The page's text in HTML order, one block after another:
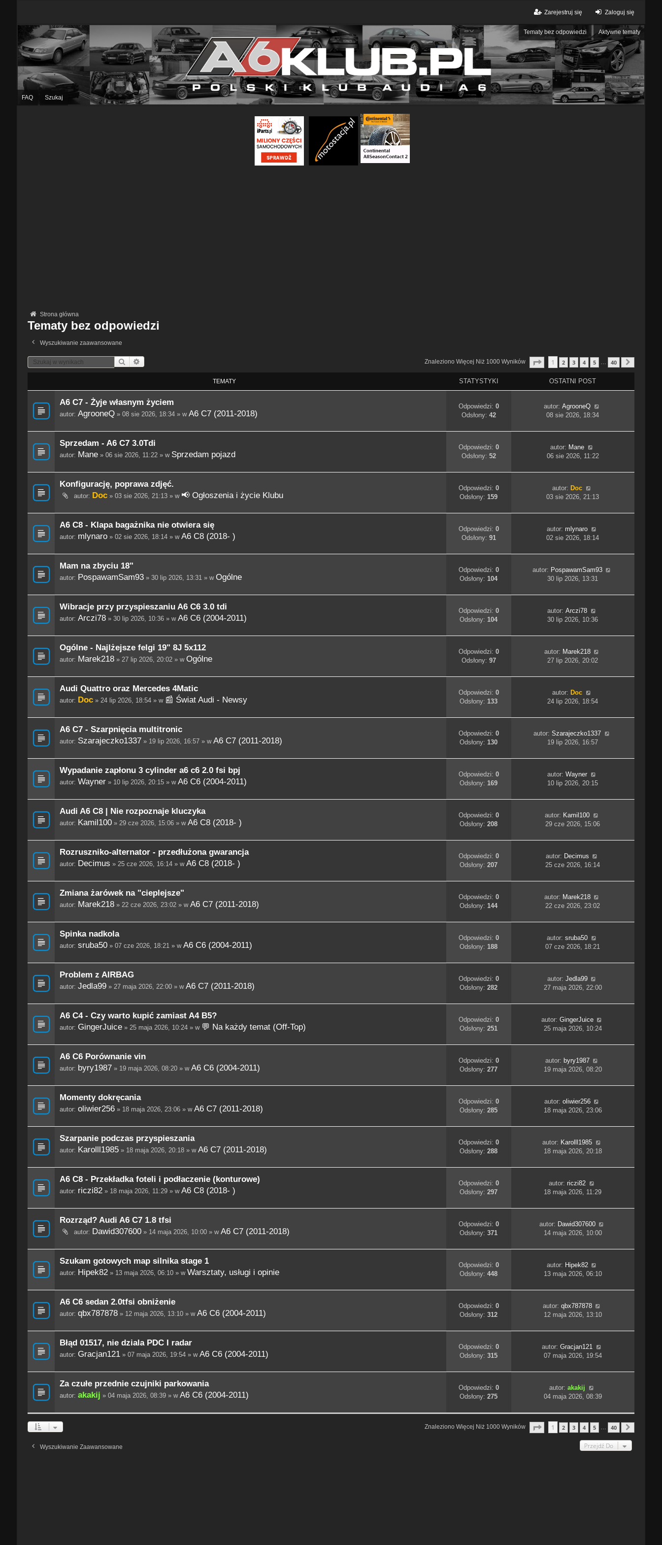
Zaloguj się
Zarejestruj się
Tematy bez odpowiedzi Aktywne tematy
FAQ Szukaj
Strona główna
Tematy bez odpowiedzi
Wyszukiwanie zaawansowane
Szukaj Znaleziono Więcej Niż 1000 Wyników Strona 1Z 40
1 2 3 4 5 … 40
TEMATY STATYSTYKI OSTATNI POST
A6 C7 - Żyje własnym życiem
autor: AgrooneQ» 08 sie 2026, 18:34 » w A6 C7 (2011-2018)
Odpowiedzi: 0
Odsłony: 42
autor:AgrooneQ
08 sie 2026, 18:34
Sprzedam - A6 C7 3.0Tdi
autor: Mane» 06 sie 2026, 11:22 » w Sprzedam pojazd
Odpowiedzi: 0
Odsłony: 52
autor: Mane
06 sie 2026, 11:22
Konfigurację, poprawa zdjęć.
autor: Doc» 03 sie 2026, 21:13 » w 📢 Ogłoszenia i życie Klubu
Odpowiedzi: 0
Odsłony:159
autor: Doc
03 sie 2026, 21:13
A6 C8 - Klapa bagażnika nie otwiera się
autor: mlynaro» 02 sie 2026, 18:14 » w A6 C8 (2018- )
Odpowiedzi: 0
Odsłony: 91
autor: mlynaro
02 sie 2026, 18:14
Mam na zbyciu 18"
autor: PospawamSam93» 30 lip 2026, 13:31 » w Ogólne
Odpowiedzi: 0
Odsłony:104
autor: PospawamSam93
30 lip 2026, 13:31
Wibracje przy przyspieszaniu A6 C6 3.0 tdi
autor: Arczi78» 30 lip 2026, 10:36 » w A6 C6 (2004-2011)
Odpowiedzi: 0
Odsłony:104
autor:Arczi78
30 lip 2026, 10:36
Ogólne - Najlżejsze felgi 19" 8J 5x112
autor: Marek218» 27 lip 2026, 20:02 » w Ogólne
Odpowiedzi: 0
Odsłony: 97
autor: Marek218
27 lip 2026, 20:02
Audi Quattro oraz Mercedes 4Matic
autor: Doc» 24 lip 2026, 18:54 » w 📰 Świat Audi - Newsy
Odpowiedzi: 0
Odsłony:133
autor: Doc
24 lip 2026, 18:54
A6 C7 - Szarpnięcia multitronic
autor: Szarajeczko1337 » 19 lip 2026, 16:57 » w A6 C7 (2011-2018)
Odpowiedzi: 0
Odsłony:130
autor:Szarajeczko1337
19 lip 2026, 16:57
Wypadanie zapłonu 3 cylinder a6 c6 2.0 fsi bpj
autor: Wayner» 10 lip 2026, 20:15 » w A6 C6 (2004-2011)
Odpowiedzi: 0
Odsłony:169
autor:Wayner
10 lip 2026, 20:15
Audi A6 C8 | Nie rozpoznaje kluczyka
autor: Kamil100» 29 cze 2026, 15:06 » w A6 C8 (2018- )
Odpowiedzi: 0
Odsłony:208
autor: Kamil100
29 cze 2026, 15:06
Rozruszniko-alternator - przedłużona gwarancja
autor: Decimus » 25 cze 2026, 16:14 » w A6 C8 (2018- )
Odpowiedzi: 0
Odsłony:207
autor: Decimus
25 cze 2026, 16:14
Zmiana żarówek na "cieplejsze"
autor: Marek218» 22 cze 2026, 23:02 » w A6 C7 (2011-2018)
Odpowiedzi: 0
Odsłony:144
autor: Marek218
22 cze 2026, 23:02
Spinka nadkola
autor: sruba50» 07 cze 2026, 18:21 » w A6 C6 (2004-2011)
Odpowiedzi: 0
Odsłony:188
autor:sruba50
07 cze 2026, 18:21
Problem z AIRBAG
autor: Jedla99» 27 maja 2026, 22:00 » w A6 C7 (2011-2018)
Odpowiedzi: 0
Odsłony:282
autor: Jedla99
27 maja 2026, 22:00
A6 C4 - Czy warto kupić zamiast A4 B5?
autor: GingerJuice» 25 maja 2026, 10:24 » w 💬 Na każdy temat (Off-Top)
Odpowiedzi: 0
Odsłony:251
autor: GingerJuice
25 maja 2026, 10:24
A6 C6 Porównanie vin
autor: byry1987 » 19 maja 2026, 08:20 » w A6 C6 (2004-2011)
Odpowiedzi: 0
Odsłony:277
autor: byry1987
19 maja 2026, 08:20
Momenty dokręcania
autor: oliwier256» 18 maja 2026, 23:06 » w A6 C7 (2011-2018)
Odpowiedzi: 0
Odsłony:285
autor: oliwier256
18 maja 2026, 23:06
Szarpanie podczas przyspieszania
autor: Karolll1985» 18 maja 2026, 20:18 » w A6 C7 (2011-2018)
Odpowiedzi: 0
Odsłony:288
autor: Karolll1985
18 maja 2026, 20:18
A6 C8 - Przekładka foteli i podłaczenie (konturowe)
autor: riczi82» 18 maja 2026, 11:29 » w A6 C8 (2018- )
Odpowiedzi: 0
Odsłony:297
autor:riczi82
18 maja 2026, 11:29
Rozrząd? Audi A6 C7 1.8 tfsi
autor: Dawid307600» 14 maja 2026, 10:00 » w A6 C7 (2011-2018)
Odpowiedzi: 0
Odsłony:371
autor: Dawid307600
14 maja 2026, 10:00
Szukam gotowych map silnika stage 1
autor: Hipek82» 13 maja 2026, 06:10 » w Warsztaty, usługi i opinie
Odpowiedzi: 0
Odsłony:448
autor: Hipek82
13 maja 2026, 06:10
A6 C6 sedan 2.0tfsi obniżenie
autor: qbx787878» 12 maja 2026, 13:10 » w A6 C6 (2004-2011)
Odpowiedzi: 0
Odsłony:312
autor: qbx787878
12 maja 2026, 13:10
Błąd 01517, nie dziala PDC I radar
autor: Gracjan121» 07 maja 2026, 19:54 » w A6 C6 (2004-2011)
Odpowiedzi: 0
Odsłony:315
autor:Gracjan121
07 maja 2026, 19:54
Za czułe przednie czujniki parkowania
autor: akakij » 04 maja 2026, 08:39 » w A6 C6 (2004-2011)
Odpowiedzi: 0
Odsłony:275
autor:akakij
04 maja 2026, 08:39
Znaleziono Więcej Niż 1000 Wyników Strona 1Z 40
1 2 3 4 5 … 40
Wyszukiwanie Zaawansowane Przejdź Do